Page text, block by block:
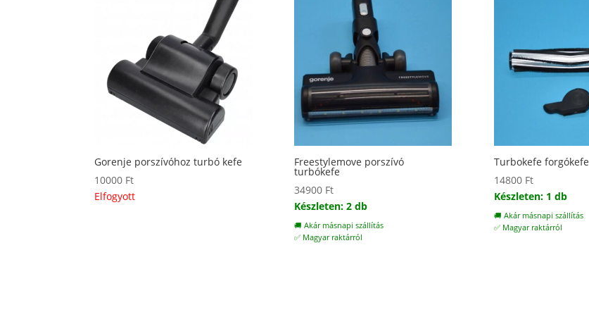
Gorenje porszívóhoz turbó kefe
10000 Ft
Elfogyott
Freestylemove porszívó
turbókefe
34900 Ft
Készleten: 2 db
🚚 Akár másnapi szállítás
✅ Magyar raktárról
Turbokefe forgókefe
14800 Ft
Készleten: 1 db
🚚 Akár másnapi szállítás
✅ Magyar raktárról